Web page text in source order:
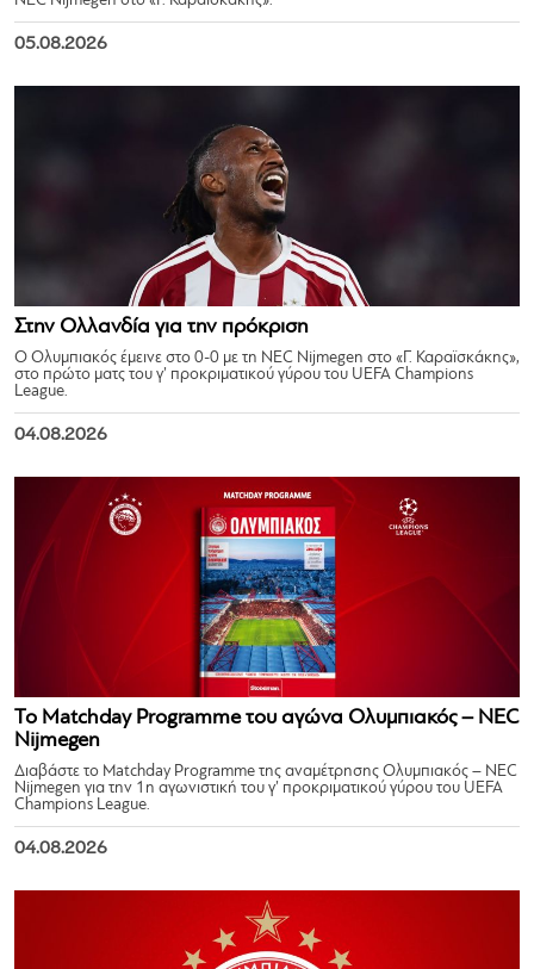
05.08.2026
Στην Ολλανδία για την πρόκριση
Ο Ολυμπιακός έμεινε στο 0-0 με τη NEC Nijmegen στο «Γ. Καραϊσκάκης»,
στο πρώτο ματς του γ’ προκριματικού γύρου του UEFA Champions
League.
04.08.2026
Το Matchday Programme του αγώνα Ολυμπιακός – NEC
Nijmegen
Διαβάστε το Matchday Programme της αναμέτρησης Ολυμπιακός – NEC
Nijmegen για την 1η αγωνιστική του γ’ προκριματικού γύρου του UEFA
Champions League.
04.08.2026